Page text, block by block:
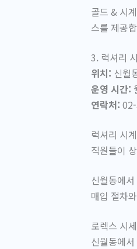
골드 & 시
스를 제공
3. 럭셔리
위치: 신월
운영 시간:
연락처:
럭셔리 시
직원들이
신월동에
매입 절차
로렉스 시
신월동에